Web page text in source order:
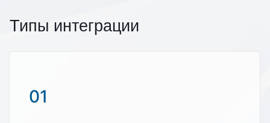
Типы интеграции
01